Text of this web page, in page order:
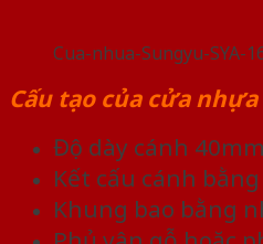
Cua-nhua-Sungyu-SYA-
Cấu tạo của cửa
Độ dày cánh
Kết cấu cánh
Khung bao bằng